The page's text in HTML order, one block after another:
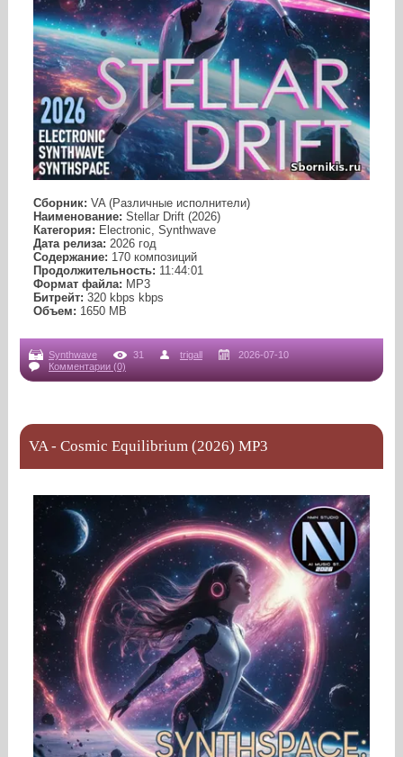
Сборник: VA (Различные исполнители)
Наименование: Stellar Drift (2026)
Категория: Electronic, Synthwave
Дата релиза: 2026 год
Содержание: 170 композиций
Продолжительность: 11:44:01
Формат файла: MP3
Битрейт: 320 kbps kbps
Объем: 1650 МB
Synthwave 31 trigall
2026-07-10
Комментарии (0)
VA - Cosmic Equilibrium (2026) MP3